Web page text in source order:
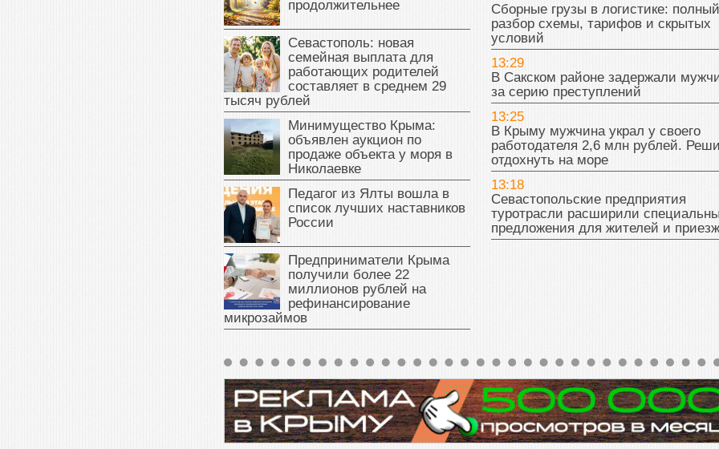
продолжительнее
Севастополь: новая
семейная выплата для
работающих родителей
составляет в среднем 29
тысяч рублей
Минимущество Крыма:
объявлен аукцион по
продаже объекта у моря в
Николаевке
Педагог из Ялты вошла в
список лучших наставников
России
Предприниматели Крыма
получили более 22
миллионов рублей на
рефинансирование
микрозаймов
Сборные грузы в логистике: полный
разбор схемы, тарифов и скрытых
условий
13:29
В Сакском районе задержали
за серию преступлений
13:25
В Крыму мужчина украл у своего
работодателя 2,6 млн рублей.
отдохнуть на море
13:18
Севастопольские предприятия
туротрасли расширили
предложения для жителей и